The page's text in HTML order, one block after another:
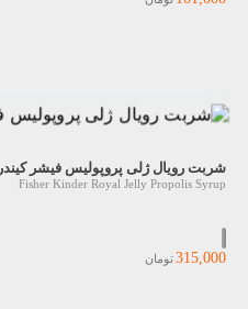
شربت رویال ژلی پروپولیس فیشر کیندر
Fisher Kinder Royal Jelly Propolis Syrup
315,000تومان